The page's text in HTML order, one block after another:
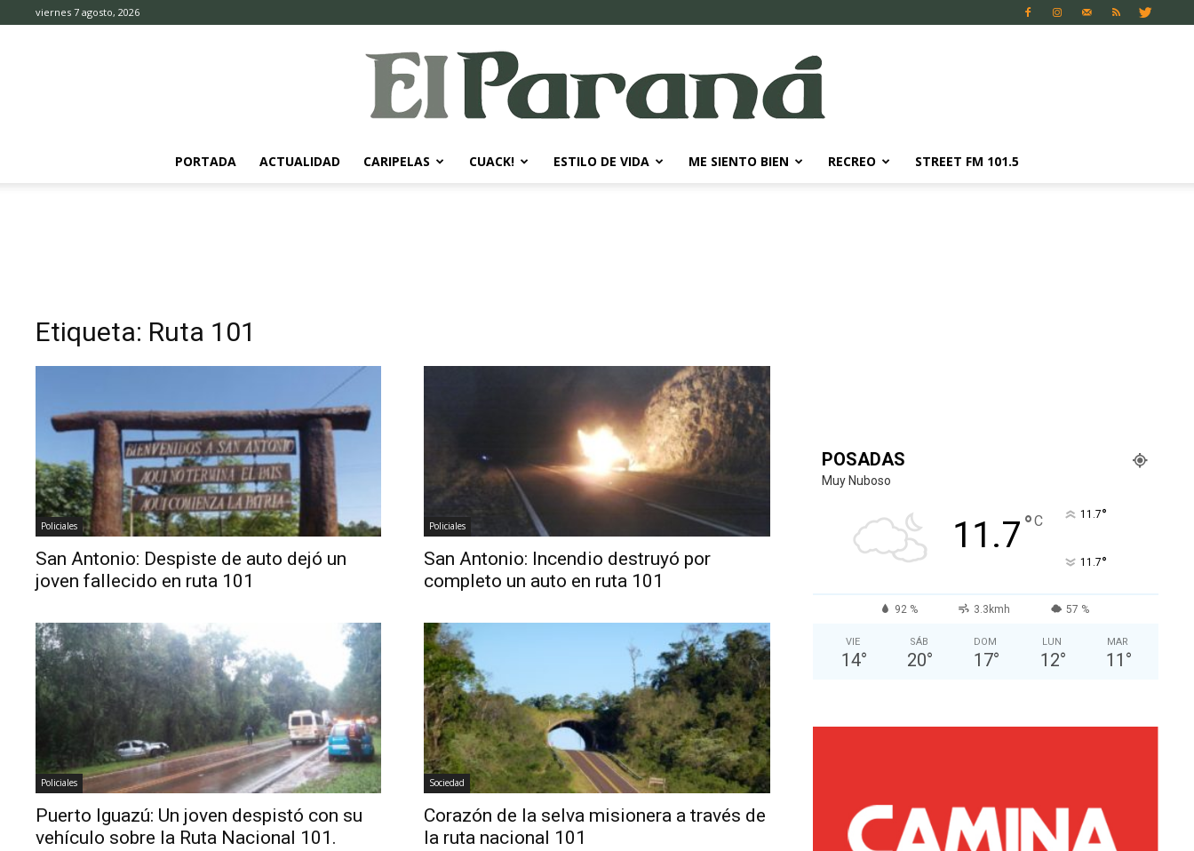
viernes 7 agosto, 2026
Diario
PORTADA ACTUALIDAD CARIPELAS CUACK! ESTILO DE VIDA ME SIENTO BIEN RECREO STREET FM 101.5
Etiqueta: Ruta 101
Policiales
San Antonio: Despiste de auto dejó un
joven fallecido en ruta 101
Policiales
San Antonio: Incendio destruyó por
completo un auto en ruta 101
Policiales
Puerto Iguazú: Un joven despistó con su
vehículo sobre la Ruta Nacional 101.
Sociedad
Corazón de la selva misionera a través de
la ruta nacional 101
POSADAS
Muy Nuboso
11.7°C 11.7°
11.7°
92 % 3.3kmh 57 %
VIE
14°
SÁB
20°
DOM
17°
LUN
12°
MAR
11 °